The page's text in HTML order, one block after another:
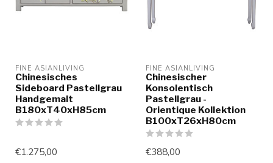
FINE ASIANLIVING
Chinesisches
Sideboard Pastellgrau
Handgemalt
B180xT40xH85cm
€1.275,00
FINE ASIANLIVING
Chinesischer
Konsolentisch
Pastellgrau -
Orientique Kollektion
B100xT26xH80cm
€388,00